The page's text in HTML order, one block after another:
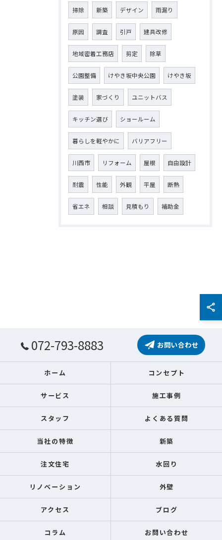
掃除 新築 デザイン 雨漏り
原因 調査 引戸 建具改修
地域密着工務店 剪定 除草
公園整備 けやき坂中央公園 けやき坂
塗装 家づくり ユニットバス
キッチン選び ショールーム
暮らしを軽やかに バリアフリー
川西市 リフォーム 屋根 自由設計
耐震 性能 外観 平屋 断熱
省エネ 相談 見積もり 補助金
072-793-8883 お問い合わせ
ホーム コンセプト
サービス 施工事例
スタッフ よくある質問
当社の特徴 新築
注文住宅 水回り
リノベーション 外壁
アクセス ブログ
コラム お問い合わせ